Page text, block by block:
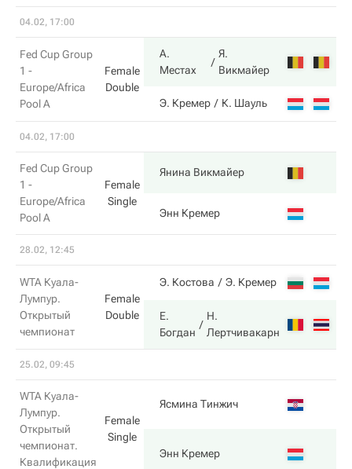
04.02, 17:00
Fed Cup Group
1 -
Europe/Africa
Pool A
Female
Double
А.
Местах
Я.
Викмайер
Э. Кремер К. Шауль
04.02, 17:00
Fed Cup Group
1 -
Europe/Africa
Pool A
Female
Single
Янина Викмайер
Энн Кремер
28.02, 12:45
WTA Куала-
Лумпур.
Открытый
чемпионат
Female
Double
Э. Костова Э. Кремер
Е.
Богдан
Н.
Лертчивакарн
25.02, 09:45
WTA Куала-
Лумпур.
Открытый
чемпионат.
Квалификация
Female
Single
Ясмина Тинжич
Энн Кремер